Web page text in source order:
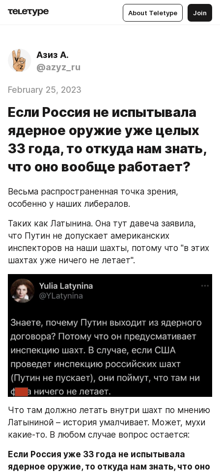
About Teletype Join
Азиз А.
@azyz_ru
February 25, 2023
Если Россия не испытывала
ядерное оружие уже целых
33 года, то откуда нам знать,
что оно вообще работает?
Весьма распространенная точка зрения,
особенно у наших либералов.
Таких как Латынина. Она тут давеча заявила,
что Путин не допускает американских
инспекторов на наши шахты, потому что "в этих
шахтах уже ничего не летает".
Что там должно летать внутри шахт по мнению
Латыниной – история умалчивает. Может, мухи
какие-то. В любом случае вопрос остается:
Если Россия уже 33 года не испытывала
ядерное оружие, то откуда нам знать, что оно